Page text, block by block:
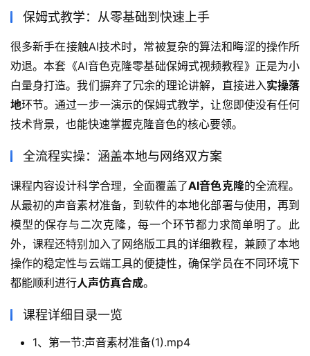
保姆式教学：从零基础到快速上手
很多新手在接触AI技术时，常被复杂的算法和晦涩的操作所
劝退。本套《AI音色克隆零基础保姆式视频教程》正是为小
白量身打造。我们摒弃了冗余的理论讲解，直接进入实操落
地环节。通过一步一演示的保姆式教学，让您即使没有任何
技术背景，也能快速掌握克隆音色的核心要领。
全流程实操：涵盖本地与网络双方案
课程内容设计科学合理，全面覆盖了AI音色克隆的全流程。
从最初的声音素材准备，到软件的本地化部署与使用，再到
模型的保存与二次克隆，每一个环节都力求简单明了。此
外，课程还特别加入了网络版工具的详细教程，兼顾了本地
操作的稳定性与云端工具的便捷性，确保学员在不同环境下
都能顺利进行人声仿真合成。
课程详细目录一览
1、第一节:声音素材准备(1).mp4